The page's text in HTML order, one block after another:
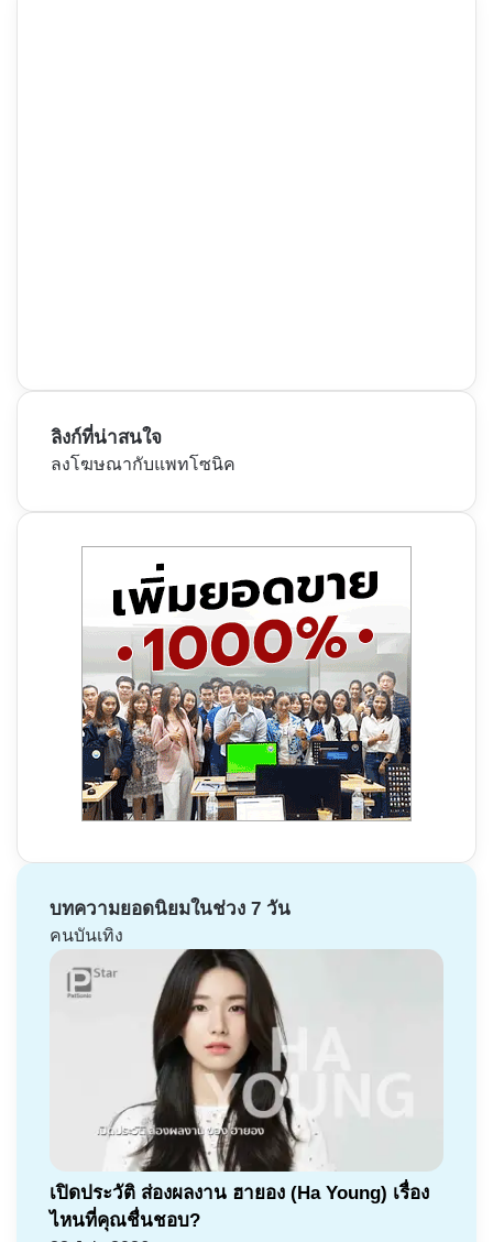
ลิงก์ที่น่าสนใจ
ลงโฆษณากับแพทโซนิค
บทความยอดนิยมในช่วง 7 วัน
คนบันเทิง
เปิดประวัติ ส่องผลงาน ฮายอง (Ha Young) เรื่อง
ไหนที่คุณชื่นชอบ?